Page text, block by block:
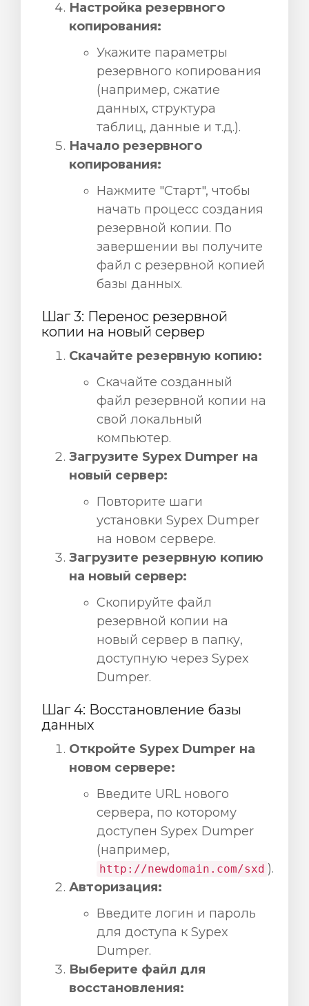
Настройка резервного
копирования:
Укажите параметры
резервного копирования
(например, сжатие
данных, структура
таблиц, данные и т.д.).
Начало резервного
копирования:
Нажмите "Старт", чтобы
начать процесс создания
резервной копии. По
завершении вы получите
файл с резервной копией
базы данных.
Шаг 3: Перенос резервной
копии на новый сервер
Скачайте резервную копию:
Скачайте созданный
файл резервной копии на
свой локальный
компьютер.
Загрузите Sypex Dumper на
новый сервер:
Повторите шаги
установки Sypex Dumper
на новом сервере.
Загрузите резервную копию
на новый сервер:
Скопируйте файл
резервной копии на
новый сервер в папку,
доступную через Sypex
Dumper.
Шаг 4: Восстановление базы
данных
Откройте Sypex Dumper на
новом сервере:
Введите URL нового
сервера, по которому
доступен Sypex Dumper
(например,
http://newdomain.com/sxd ).
Авторизация:
Введите логин и пароль
для доступа к Sypex
Dumper.
Выберите файл для
восстановления: